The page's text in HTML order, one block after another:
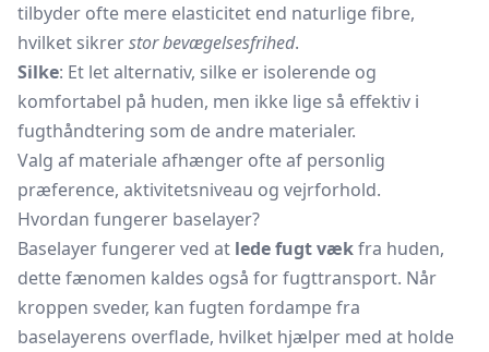
tilbyder ofte mere elasticitet end naturlige fibre,
hvilket sikrerstor bevægelsesfrihed.
Silke: Et let alternativ, silke er isolerende og
komfortabel på huden, men ikke lige så effektiv i
fugthåndtering som de andre materialer.
Valg af materiale afhænger ofte af personlig
præference, aktivitetsniveau og vejrforhold.
Hvordan fungerer baselayer?
Baselayer fungerer ved at lede fugt vækfra huden,
dette fænomen kaldes også for fugttransport. Når
kroppen sveder, kan fugten fordampe fra
baselayerens overflade, hvilket hjælper med at holde